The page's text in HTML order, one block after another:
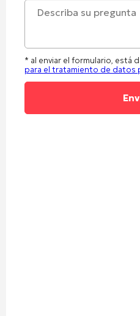
* al enviar el formulario, está
para el tratamiento de datos